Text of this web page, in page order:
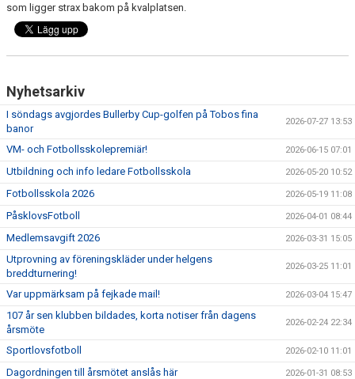
som ligger strax bakom på kvalplatsen.
Nyhetsarkiv
I söndags avgjordes Bullerby Cup-golfen på Tobos fina
banor
2026-07-27 13:53
VM- och Fotbollsskolepremiär! 2026-06-15 07:01
Utbildning och info ledare Fotbollsskola 2026-05-20 10:52
Fotbollsskola 2026 2026-05-19 11:08
PåsklovsFotboll 2026-04-01 08:44
Medlemsavgift 2026 2026-03-31 15:05
Utprovning av föreningskläder under helgens
breddturnering!
2026-03-25 11:01
Var uppmärksam på fejkade mail! 2026-03-04 15:47
107 år sen klubben bildades, korta notiser från dagens
årsmöte
2026-02-24 22:34
Sportlovsfotboll 2026-02-10 11:01
Dagordningen till årsmötet anslås här 2026-01-31 08:53